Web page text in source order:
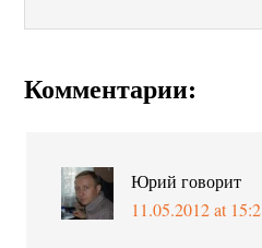
Комментарии:
Юрий говорит
11.05.2012 at